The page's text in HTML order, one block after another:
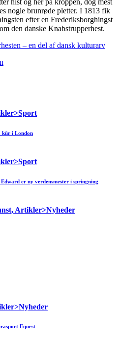
hist og her på kroppen, dog mest
nogle brunrøde pletter. I 1813 fik
efter en Frederiksborghingst
den danske Knabstrupperhest.
– en del af dansk kulturarv
kür i London
er ny verdensmester i springning
Artikler>Nyheder
Equest